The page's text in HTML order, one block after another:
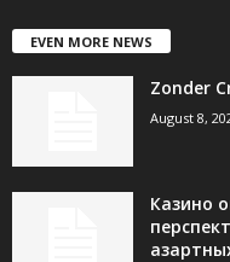
EVEN MORE NEWS
Zonder
August 8,
Казино